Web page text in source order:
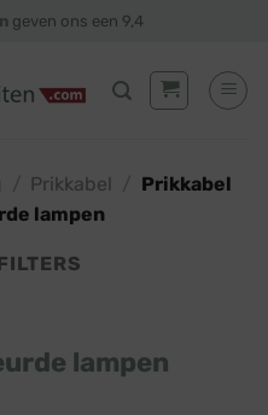
geven ons een 9,4
Prikkabel
Prikkabel
lampen
lampen